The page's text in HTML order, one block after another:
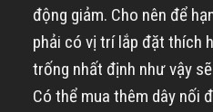
động giảm. Cho nên để
phải có vị trí lắp đặt thích
trống nhất định như vậy
Có thể mua thêm dây nối